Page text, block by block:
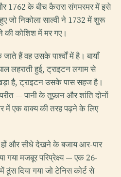
1762 के बीच कैरारा संगमरमर में इसे
जो निकोला साल्वी ने 1732 में शुरू
की कोशिश में मर गए।
हैं वह उसके पार्श्वों में है। बायाँ
लहराती हुई, ट्राइटन लगाम से
है, ट्राइटन उसके पास सहज है।
— पानी के तूफ़ान और शांति दोनों
में एक वाक्य की तरह पढ़ने के लिए
हों और सीधे देखने के बजाय आर-पार
गया मजबूर परिप्रेक्ष्य — एक 26-
ठूंस दिया गया जो टेनिस कोर्ट से